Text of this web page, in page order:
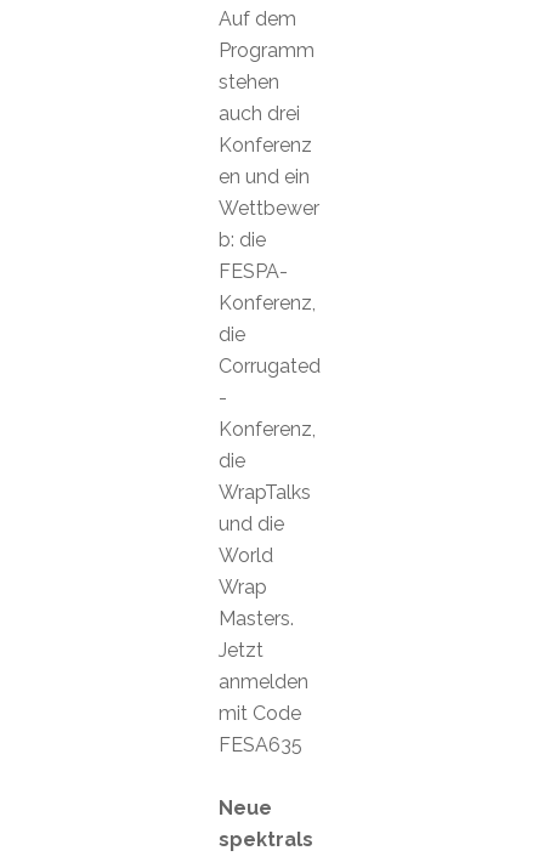
Auf dem
Programm
stehen
auch drei
Konferenz
en und ein
Wettbewer
b: die
FESPA-
Konferenz,
die
Corrugated
-
Konferenz,
die
WrapTalks
und die
World
Wrap
Masters.
Jetzt
anmelden
mit Code
FESA635
Neue
spektrals